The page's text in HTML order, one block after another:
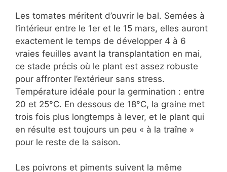
Les tomates méritent d’ouvrir le bal. Semées à
l’intérieur entre le 1er et le 15 mars, elles auront
exactement le temps de développer 4 à 6
vraies feuilles avant la transplantation en mai,
ce stade précis où le plant est assez robuste
pour affronter l’extérieur sans stress.
Température idéale pour la germination : entre
20 et 25°C. En dessous de 18°C, la graine met
trois fois plus longtemps à lever, et le plant qui
en résulte est toujours un peu « à la traîne »
pour le reste de la saison.
Les poivrons et piments suivent la même